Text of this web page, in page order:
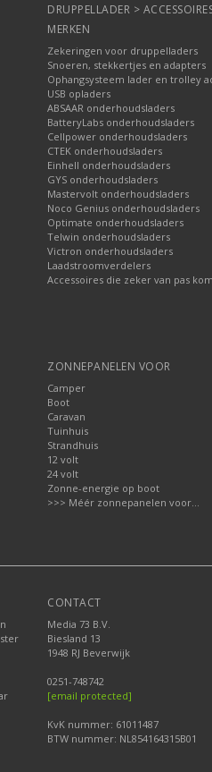
DRUPPELLADER >
MERKEN
Zekeringen voor druppelladers
Snoeren, stekkertjes en adapters
Ophangsysteem lader en trolley
USB opladers
ABSAAR onderhoudsladers
BatteryLabs onderhoudsladers
Cellpower onderhoudsladers
CTEK onderhoudsladers
Einhell onderhoudsladers
GYS onderhoudsladers
Mastervolt onderhoudsladers
Noco Genius onderhoudsladers
Optimate onderhoudsladers
Telwin onderhoudsladers
Victron onderhoudsladers
Laadstroomverdelers
Accessoires die zeker van pas
ZONNEPANELEN VOOR
Camper
Boot
Caravan
Tuinhuis
Strandhuis
12 volt
24 volt
Zonne-energie op boot
>>> Méér zonnepanelen voor...
CONTACT
Media 73 B.V.
Biesland 13
1948 RJ Beverwijk
0251-748742
[email protected]
KvK nummer: 61011487
BTW nummer: NL854164315B01